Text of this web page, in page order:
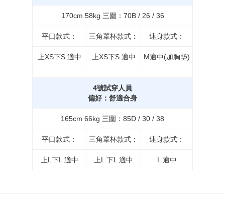
170cm 58kg 三圍：70B / 26 / 36
平口款式： 三角罩杯款式： 連身款式：
上XS下S 適中 上XS下S 適中 M適中(加胸墊)
4號試穿人員
偏好：舒適合身
165cm 66kg 三圍：85D / 30 / 38
平口款式： 三角罩杯款式： 連身款式：
上L下L 適中 上L 下L 適中 L 適中